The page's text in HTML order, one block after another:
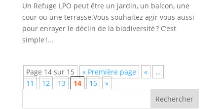
Un Refuge LPO peut être un jardin, un balcon, une
cour ou une terrasse.Vous souhaitez agir vous aussi
pour enrayer le déclin de la biodiversité ? C’est
simple !...
Page 14 sur 15 « Première page «
…
11
12 13 14 15
»
Rechercher